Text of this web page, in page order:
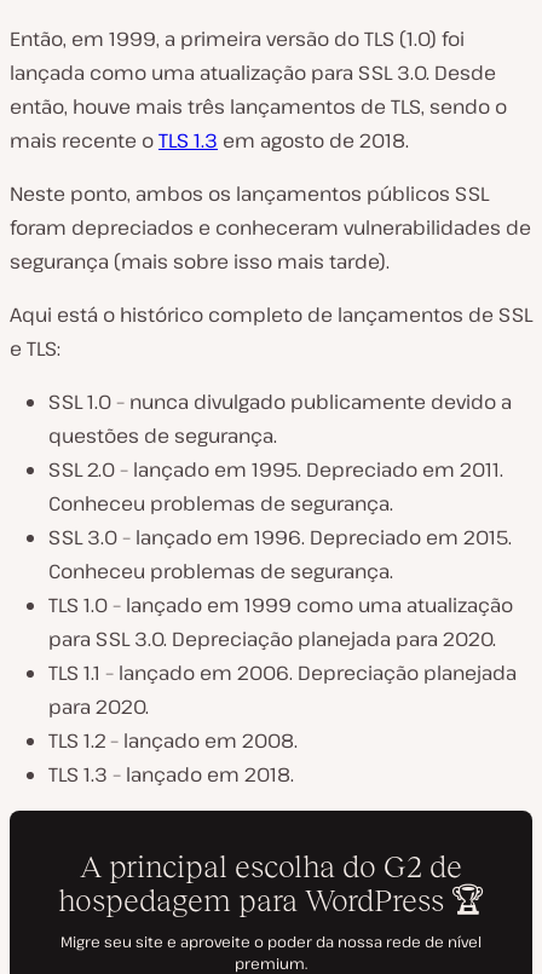
Então, em 1999, a primeira versão do TLS (1.0) foi
lançada como uma atualização para SSL 3.0. Desde
então, houve mais três lançamentos de TLS, sendo o
mais recente oTLS 1.3 em agosto de 2018.
Neste ponto, ambos os lançamentos públicos SSL
foram depreciados e conheceram vulnerabilidades de
segurança (mais sobre isso mais tarde).
Aqui está o histórico completo de lançamentos de SSL
e TLS:
SSL 1.0 – nunca divulgado publicamente devido a
questões de segurança.
SSL 2.0 – lançado em 1995. Depreciado em 2011.
Conheceu problemas de segurança.
SSL 3.0 – lançado em 1996. Depreciado em 2015.
Conheceu problemas de segurança.
TLS 1.0 – lançado em 1999 como uma atualização
para SSL 3.0. Depreciação planejada para 2020.
TLS 1.1 – lançado em 2006. Depreciação planejada
para 2020.
TLS 1.2 – lançado em 2008.
TLS 1.3 – lançado em 2018.